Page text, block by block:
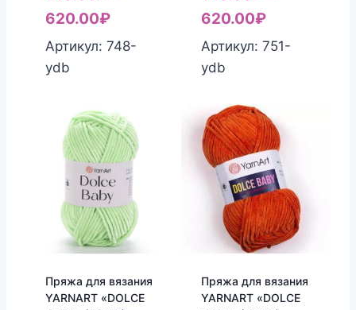
620.00₽
Артикул: 748-
ydb
620.00₽
Артикул: 751-
ydb
Пряжа для вязания
YARNART «DOLCE
Пряжа для вязания
YARNART «DOLCE